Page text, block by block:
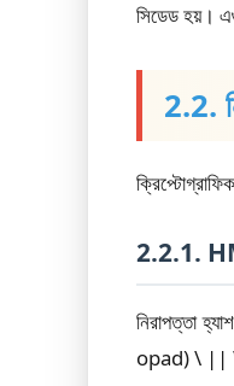
সিডেড হয়।
2.2.
2.2.1.
নিরাপত্তা
opad) \ || \